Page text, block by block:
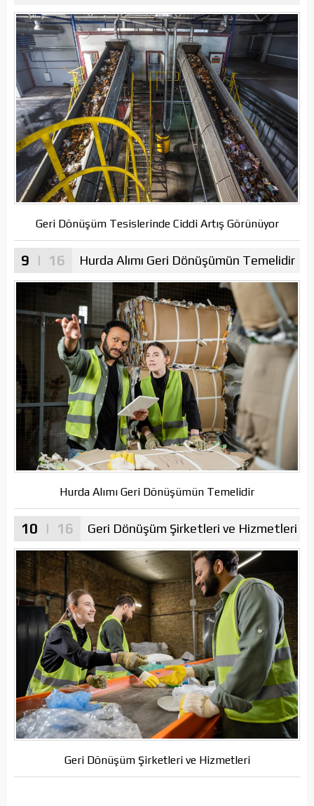
Geri Dönüşüm Tesislerinde Ciddi Artış Görünüyor
9 | 16 Hurda Alımı Geri Dönüşümün Temelidir
Hurda Alımı Geri Dönüşümün Temelidir
10 | 16 Geri Dönüşüm Şirketleri ve Hizmetleri
Geri Dönüşüm Şirketleri ve Hizmetleri